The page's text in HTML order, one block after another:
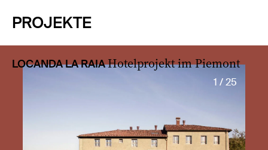
PROJEKTE
LOCANDA LA RAIAHotelprojekt im Piemont
1 / 25